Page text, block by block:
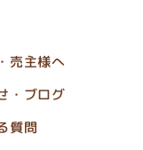
売主様へ
・ブログ
質問